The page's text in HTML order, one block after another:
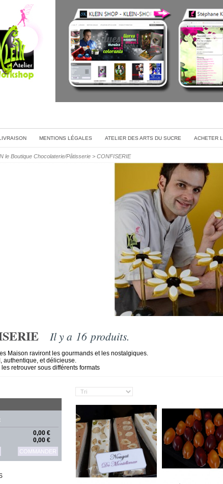
MENTIONS LÉGALES ATELIER DES ARTS DU SUCRE ACHETER
le Boutique Chocolaterie/Pâtisserie > CONFISERIE
Il y a 16 produits.
Maison raviront les gourmands et les nostalgiques.
authentique, et délicieuse.
retrouver sous différents formats
0,00 €
0,00 €
COMMANDER